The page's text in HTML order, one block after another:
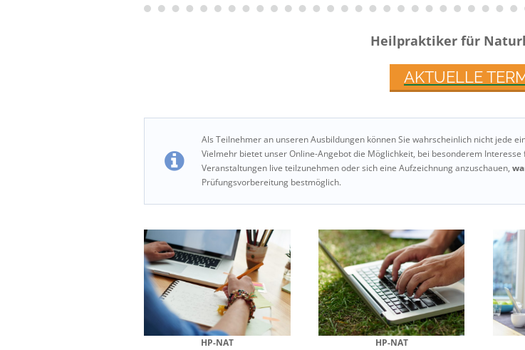
Heilpraktiker für
AKTUELLE
Als Teilnehmer an unseren Ausbildungen können Sie wahrscheinlich nicht jede
Vielmehr bietet unser Online-Angebot die Möglichkeit, bei besonderem
Veranstaltungen live teilzunehmen oder sich eine Aufzeichnung anzuschauen,
Prüfungsvorbereitung bestmöglich.
HP-NAT
HP-NAT